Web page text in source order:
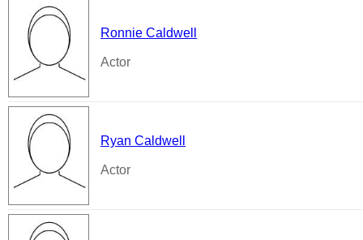
Ronnie Caldwell
Actor
Ryan Caldwell
Actor